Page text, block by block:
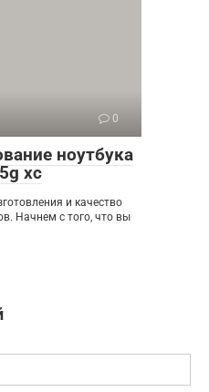
0
ноутбука
xc
и качество
Начнем с того, что вы